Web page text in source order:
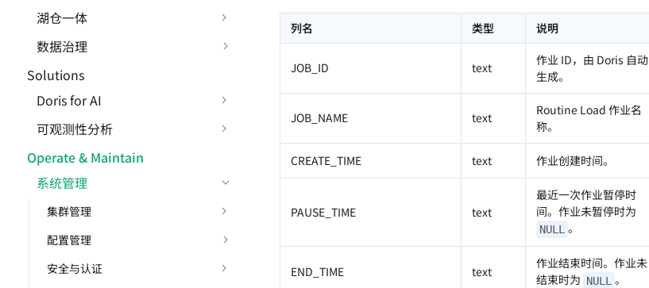
湖仓一体
数据治理
Solutions
Doris for AI
可观测性分析
Operate & Maintain
系统管理
集群管理
配置管理
安全与认证
列名 类型 说明
JOB_ID text
作业 ID，由 Doris 自动
生成。
JOB_NAME text
Routine Load 作业名
称。
CREATE_TIME text 作业创建时间。
PAUSE_TIME text
最近一次作业暂停时
间。作业未暂停时为
NULL 。
END_TIME text
作业结束时间。作业未
结束时为 NULL 。